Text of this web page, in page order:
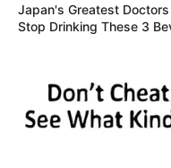
Japan's Greatest
Stop Drinking These 3